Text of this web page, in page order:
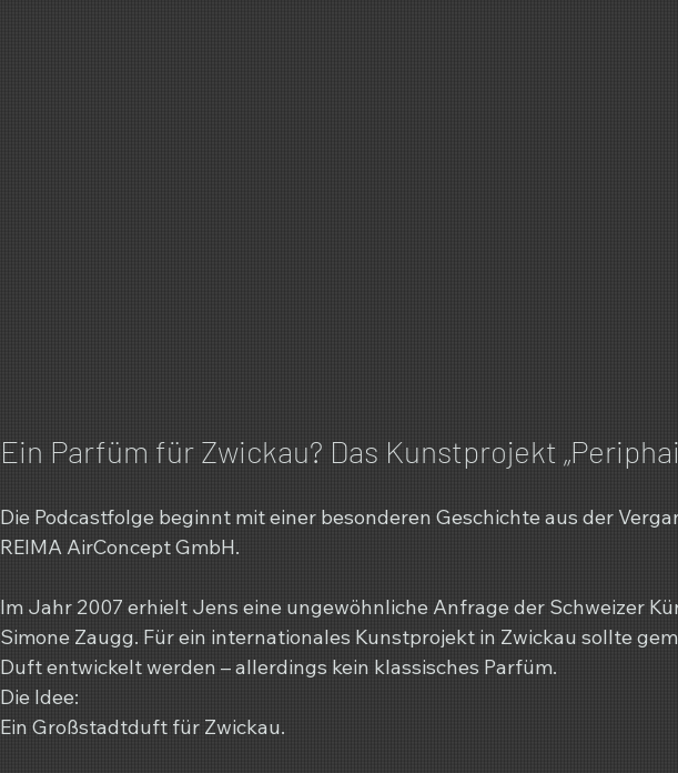
Ein Parfüm für Zwickau? Das Kunstprojekt
Die Podcastfolge beginnt mit einer besonderen Geschichte aus der
REIMA AirConcept GmbH.
Im Jahr 2007 erhielt Jens eine ungewöhnliche Anfrage der Schweizer
Simone Zaugg. Für ein internationales Kunstprojekt in Zwickau sollte
Duft entwickelt werden – allerdings kein klassisches Parfüm.
Die Idee:
Ein Großstadtduft für Zwickau.